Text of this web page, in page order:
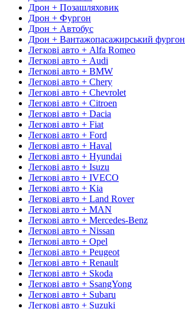
Дрон + Позашляховик
Дрон + Фургон
Дрон + Автобус
Дрон + Вантажопасажирський фургон
Легкові авто + Alfa Romeo
Легкові авто + Audi
Легкові авто + BMW
Легкові авто + Chery
Легкові авто + Chevrolet
Легкові авто + Citroen
Легкові авто + Dacia
Легкові авто + Fiat
Легкові авто + Ford
Легкові авто + Haval
Легкові авто + Hyundai
Легкові авто + Isuzu
Легкові авто + IVECO
Легкові авто + Kia
Легкові авто + Land Rover
Легкові авто + MAN
Легкові авто + Mercedes-Benz
Легкові авто + Nissan
Легкові авто + Opel
Легкові авто + Peugeot
Легкові авто + Renault
Легкові авто + Skoda
Легкові авто + SsangYong
Легкові авто + Subaru
Легкові авто + Suzuki